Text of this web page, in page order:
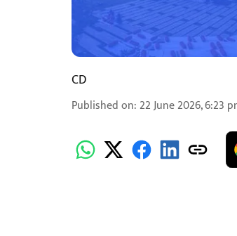
CD
Published on: 22 June 2026, 6:23